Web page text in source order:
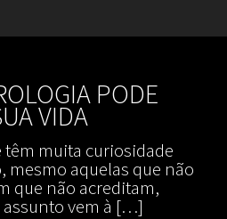
PODE
VIDA
têm muita curiosidade
mesmo aquelas que não
que não acreditam,
vem à […]